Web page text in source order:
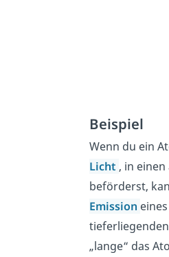
Beispiel
Wenn du ein
Licht , in
beförderst,
Emission
„lange“ das